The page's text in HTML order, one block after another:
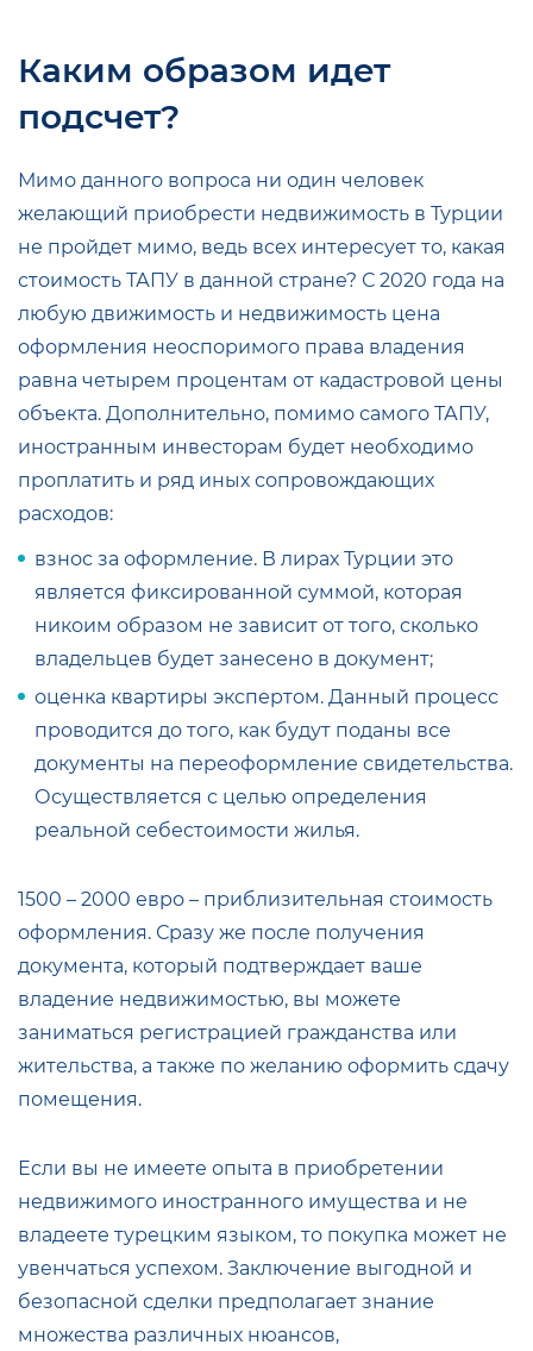
Каким образом идет
подсчет?
Мимо данного вопроса ни один человек
желающий приобрести недвижимость в Турции
не пройдет мимо, ведь всех интересует то, какая
стоимость ТАПУ в данной стране? С 2020 года на
любую движимость и недвижимость цена
оформления неоспоримого права владения
равна четырем процентам от кадастровой цены
объекта. Дополнительно, помимо самого ТАПУ,
иностранным инвесторам будет необходимо
проплатить и ряд иных сопровождающих
расходов:
взнос за оформление. В лирах Турции это
является фиксированной суммой, которая
никоим образом не зависит от того, сколько
владельцев будет занесено в документ;
оценка квартиры экспертом. Данный процесс
проводится до того, как будут поданы все
документы на переоформление свидетельства.
Осуществляется с целью определения
реальной себестоимости жилья.
1500 – 2000 евро – приблизительная стоимость
оформления. Сразу же после получения
документа, который подтверждает ваше
владение недвижимостью, вы можете
заниматься регистрацией гражданства или
жительства, а также по желанию оформить сдачу
помещения.
Если вы не имеете опыта в приобретении
недвижимого иностранного имущества и не
владеете турецким языком, то покупка может не
увенчаться успехом. Заключение выгодной и
безопасной сделки предполагает знание
множества различных нюансов,